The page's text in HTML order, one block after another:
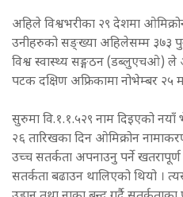
अहिले विश्वभरीका २९ देशमा
उनीहरुको सङ्ख्या अहिलेसम्म ३७३
विश्व स्वास्थ्य सङ्गठन (डब्लुएचओ) ले
पटक दक्षिण अफ्रिकामा नोभेम्बर २५
सुरुमा वि.१.१.५२९ नाम दिइएको नयाँ
२६ तारिखका दिन ओमिक्रोन
उच्च सतर्कता अपनाउनु पर्ने
सतर्कता बढाउन थालिएको थियो